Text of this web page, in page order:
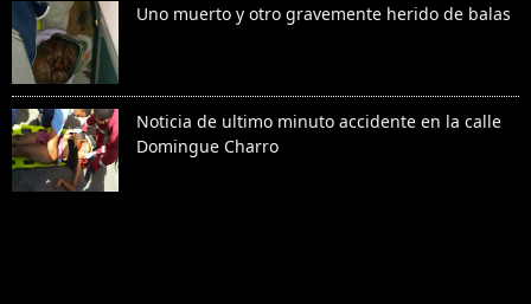
Uno muerto y otro gravemente herido de balas
Noticia de ultimo minuto accidente en la calle
Domingue Charro